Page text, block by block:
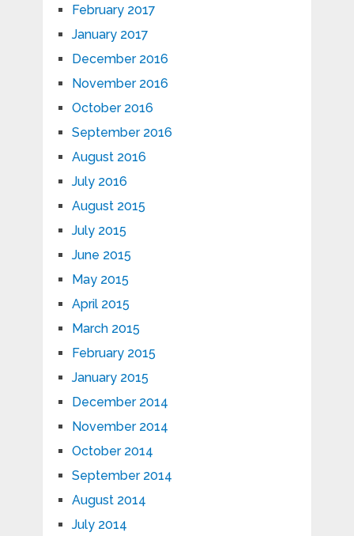
February 2017
January 2017
December 2016
November 2016
October 2016
September 2016
August 2016
July 2016
August 2015
July 2015
June 2015
May 2015
April 2015
March 2015
February 2015
January 2015
December 2014
November 2014
October 2014
September 2014
August 2014
July 2014